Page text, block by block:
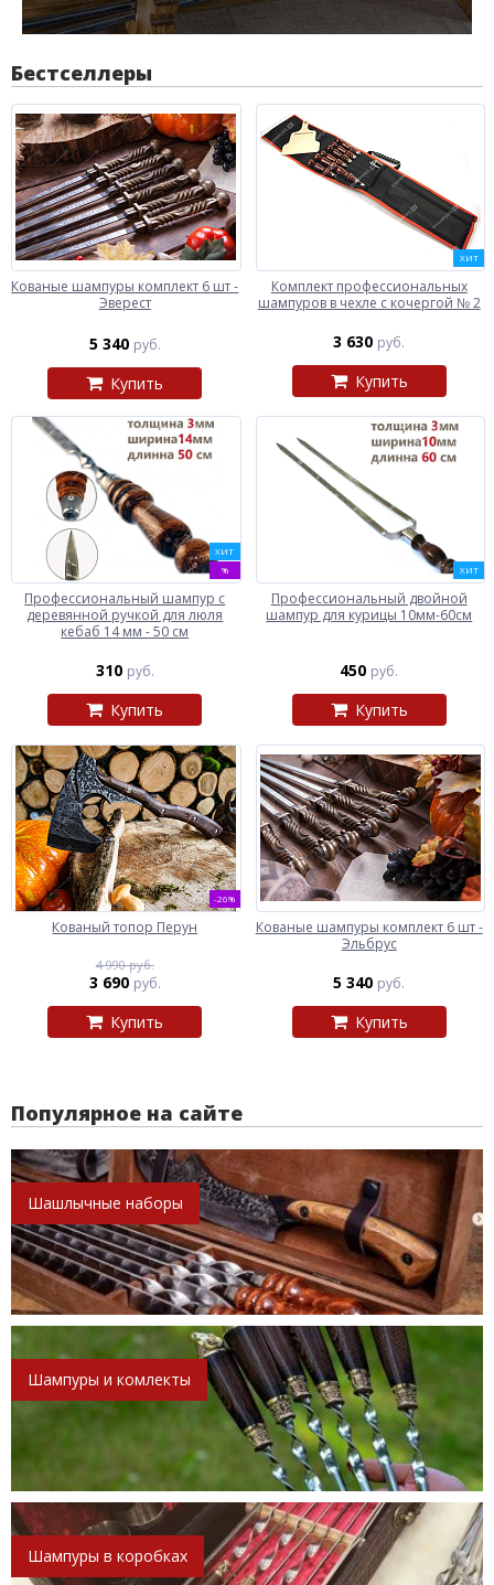
Бестселлеры
Кованые шампуры комплект 6 шт -
Эверест
5 340 руб.
Купить
ХИТ
Комплект профессиональных
шампуров в чехле с кочергой № 2
3 630 руб.
Купить
ХИТ
%
Профессиональный шампур с
деревянной ручкой для люля
кебаб 14 мм - 50 см
310 руб.
Купить
ХИТ
Профессиональный двойной
шампур для курицы 10мм-60см
450 руб.
Купить
-26%
Кованый топор Перун
4 990 руб.
3 690 руб.
Купить
Кованые шампуры комплект 6 шт -
Эльбрус
5 340 руб.
Купить
Популярное на сайте
Шашлычные наборы
Шампуры и комлекты
Шампуры в коробках